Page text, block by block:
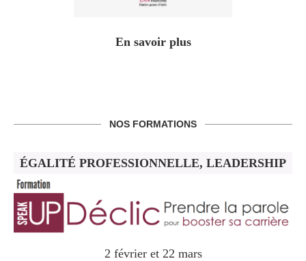
En savoir plus
NOS FORMATIONS
ÉGALITÉ PROFESSIONNELLE, LEADERSHIP
2 février et 22 mars